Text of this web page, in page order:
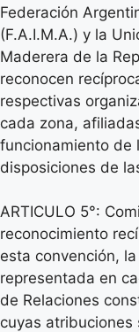
Federación
(F.A.I.M.A.) y la
Maderera de la
reconocen
respectivas
cada zona,
funcionamiento de
disposiciones de
ARTICULO 5°:
reconocimiento
esta convención,
representada en
de Relaciones
cuyas